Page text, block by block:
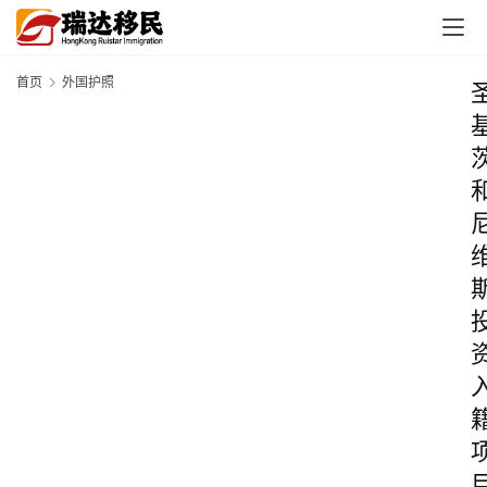
首页 外国护照